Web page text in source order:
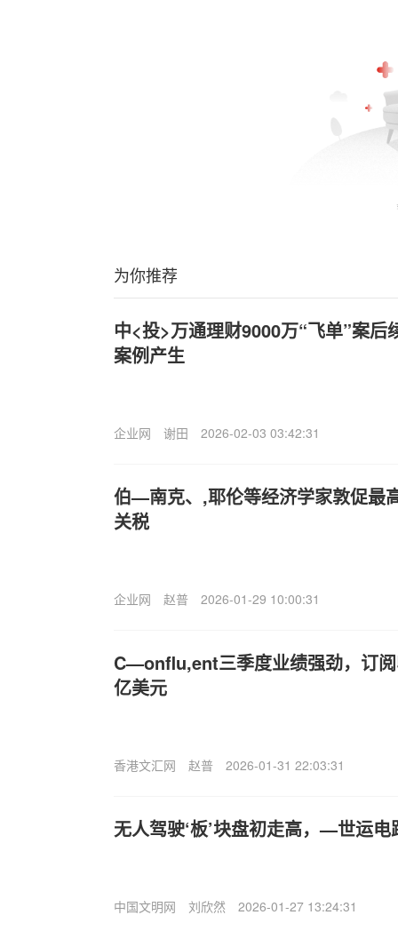
为你推荐
中<投>万通理财9000万“飞单”案后
案例产生
企业网 谢田 2026-02-03 03:42:31
伯—南克、,耶伦等经济学家敦促最
关税
企业网 赵普 2026-01-29 10:00:31
C—onflu,ent三季度业绩强劲，订
亿美元
香港文汇网 赵普 2026-01-31 22:03:31
无人驾驶‘板’块盘初走高，—世运
中国文明网 刘欣然 2026-01-27 13:24:31